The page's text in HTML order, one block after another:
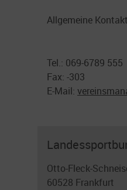
Allgemeine
Tel.: 069-6789 555
Fax: -303
E-Mail:
Otto-Fleck-
60528 Frankfurt